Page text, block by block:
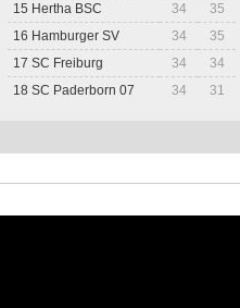
15 Hertha BSC
34
35
16 Hamburger SV
34
35
17 SC Freiburg
34
34
18 SC Paderborn 07
34 31